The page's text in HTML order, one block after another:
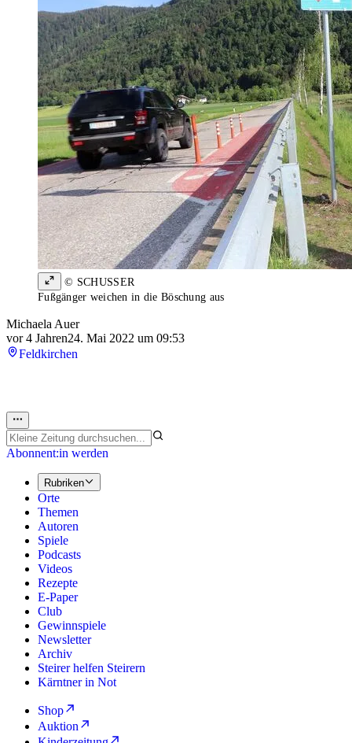
© SCHUSSER
Fußgänger weichen in die Böschung aus
Michaela Auer
vor 4 Jahren24. Mai 2022 um 09:53
Feldkirchen
Abonnent:in werden
Rubriken
Orte
Themen
Autoren
Spiele
Podcasts
Videos
Rezepte
E-Paper
Club
Gewinnspiele
Newsletter
Archiv
Steirer helfen Steirern
Kärntner in Not
Shop
Auktion